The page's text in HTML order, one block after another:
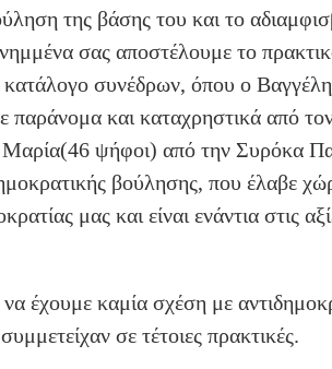
της βάσης του και το
σας αποστέλουμε το
κατάλογο συνέδρων, όπου ο
παράνομα και καταχρηστικά από
Μαρία(46 ψήφοι) από την Συρόκα
βούλησης, που έλαβε
μας και είναι ενάντια στις
έχουμε καμία σχέση με
σε τέτοιες πρακτικές.